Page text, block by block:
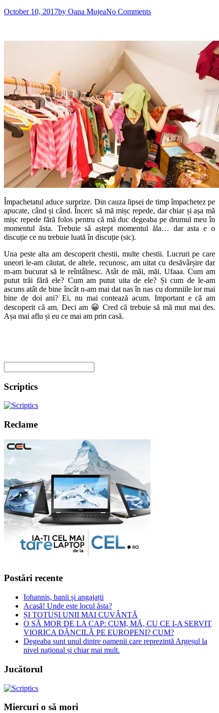
October 10, 2017by Oana MujeaNo Comments
Împachetatul aduce surprize. Din cauza lipsei de timp împachetez pe
apucate, când și când. Încerc să mă mișc repede, dar chiar și așa mă
mișc repede fără folos pentru că mă duc degeaba pe drumul meu în
momentul ăsta. Trebuie să aștept momentul ăla… dar asta e o
discuție ce nu trebuie luată în discuție (sic).
Una peste alta am descoperit chestii, multe chestii. Lucruri pe care
uneori le-am căutat, de altele, recunosc, am uitat cu desăvârșire dar
m-am bucurat să le reîntâlnesc. Atât de măi, măi. Ufaaa. Cum am
putut trăi fără ele? Cum am putut uita de ele? Și cum de le-am
ascuns atât de bine încât n-am mai dat nas în nas cu domniile lor mai
bine de doi ani? Ei, nu mai contează acum. Important e că am
descoperit că am. Deci am 😀 Cred că trebuie să mă mut mai des.
Așa mai aflu și eu ce mai am prin casă.
Scriptics
Reclame
Postări recente
Iohannis, banii și angajații
Acasă! Unde este locul ăsta?
ȘI TOTUȘI UNII MAI CUVÂNTĂ
O SĂ MOR DE LA CAP: CUM, MĂ, CU CE I-A SERVIT
VIORICA DĂNCILĂ PE EUROPENI? CUM?
Degeaba sunt unul dintre oamenii care reprezintă Argeșul la
nivel național și chiar mai mult.
Jucătorul
Miercuri o să mori